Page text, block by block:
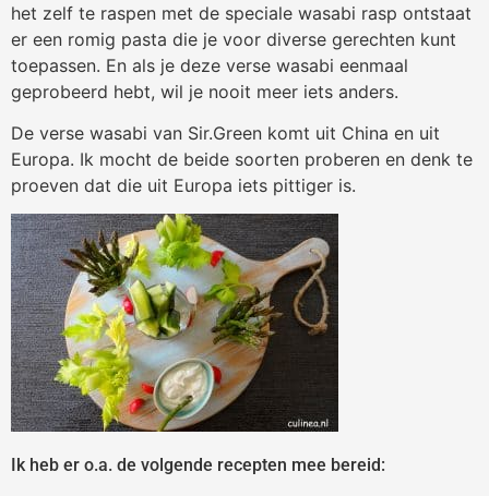
het zelf te raspen met de speciale wasabi rasp ontstaat
er een romig pasta die je voor diverse gerechten kunt
toepassen. En als je deze verse wasabi eenmaal
geprobeerd hebt, wil je nooit meer iets anders.
De verse wasabi van Sir.Green komt uit China en uit
Europa. Ik mocht de beide soorten proberen en denk te
proeven dat die uit Europa iets pittiger is.
Ik heb er o.a. de volgende recepten mee bereid: